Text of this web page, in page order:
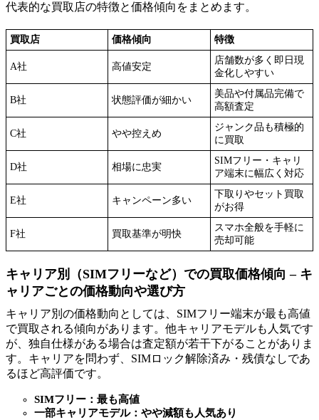
代表的な買取店の特徴と価格傾向をまとめます。
買取店 価格傾向 特徴
A社 高値安定
店舗数が多く即日現
金化しやすい
B社 状態評価が細かい
美品や付属品完備で
高額査定
C社 やや控えめ
ジャンク品も積極的
に買取
D社 相場に忠実
SIMフリー・キャリ
ア端末に幅広く対応
E社 キャンペーン多い
下取りやセット買取
がお得
F社 買取基準が明快
スマホ全般を手軽に
売却可能
キャリア別（SIMフリーなど）での買取価格傾向 – キ
ャリアごとの価格動向や選び方
キャリア別の価格動向としては、SIMフリー端末が最も高値
で買取される傾向があります。他キャリアモデルも人気です
が、独自仕様がある場合は査定額が若干下がることがありま
す。キャリアを問わず、SIMロック解除済み・残債なしであ
るほど高評価です。
SIMフリー：最も高値
一部キャリアモデル：やや減額も人気あり